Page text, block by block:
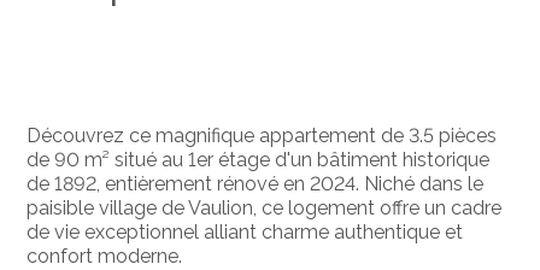
Découvrez ce magnifique appartement de 3.5 pièces
de 90 m² situé au 1er étage d'un bâtiment historique
de 1892, entièrement rénové en 2024. Niché dans le
paisible village de Vaulion, ce logement offre un cadre
de vie exceptionnel alliant charme authentique et
confort moderne.